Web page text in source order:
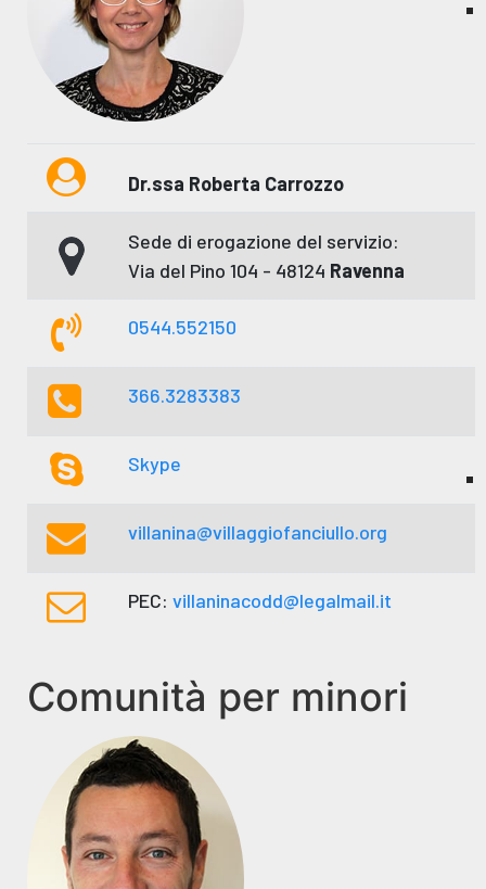
Dr.ssa Roberta Carrozzo
Sede di erogazione del servizio:
Via del Pino 104 - 48124 Ravenna
0544.552150
366.3283383
Skype
villanina@villaggiofanciullo.org
PEC: villaninacodd@legalmail.it
Comunità per minori